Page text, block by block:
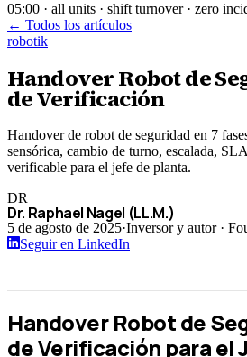
05:00 · all units · shift turnover · zero
← Todos los artículos
robotik
Handover Robot de
de Verificación
Handover de robot de seguridad en 7
sensórica, cambio de turno, escalada,
verificable para el jefe de planta.
DR
Dr. Raphael Nagel (LL.M.)
5 de agosto de 2025·Inversor y autor ·
Seguir en LinkedIn
Handover Robot de
de Verificación para el